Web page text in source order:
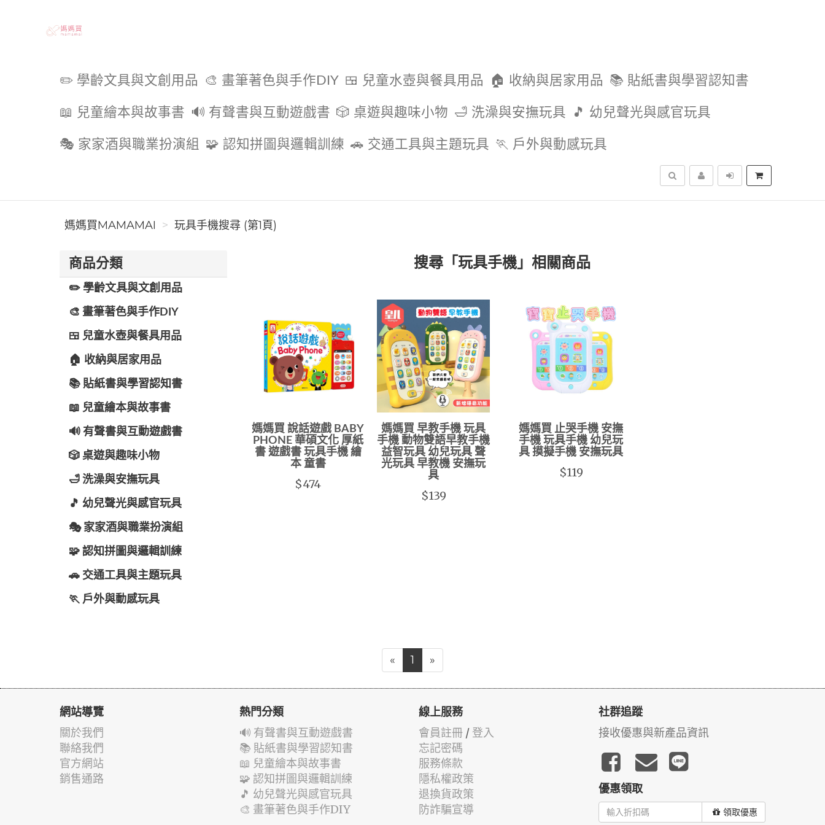
✏️ 學齡文具與文創用品 🎨 畫筆著色與手作DIY 🍱 兒童水壺與餐具用品 🏠 收納與居家用品 📚 貼紙書與學習認知書
📖 兒童繪本與故事書 🔊 有聲書與互動遊戲書 🎲 桌遊與趣味小物 🛁 洗澡與安撫玩具 🎵 幼兒聲光與感官玩具
🎭 家家酒與職業扮演組 🧩 認知拼圖與邏輯訓練 🚗 交通工具與主題玩具 🏃 戶外與動感玩具
搜尋
媽媽買MAMAMAI 玩具手機搜尋 (第1頁)
商品分類
✏️ 學齡文具與文創用品
🎨 畫筆著色與手作DIY
🍱 兒童水壺與餐具用品
🏠 收納與居家用品
📚 貼紙書與學習認知書
📖 兒童繪本與故事書
🔊 有聲書與互動遊戲書
🎲 桌遊與趣味小物
🛁 洗澡與安撫玩具
🎵 幼兒聲光與感官玩具
🎭 家家酒與職業扮演組
🧩 認知拼圖與邏輯訓練
🚗 交通工具與主題玩具
🏃 戶外與動感玩具
搜尋「玩具手機」相關商品
媽媽買 說話遊戲 BABY
PHONE 華碩文化 厚紙
書 遊戲書 玩具手機 繪
本 童書
$474
媽媽買 早教手機 玩具
手機 動物雙語早教手機
益智玩具 幼兒玩具 聲
光玩具 早教機 安撫玩
具
$139
媽媽買 止哭手機 安撫
手機 玩具手機 幼兒玩
具 摸擬手機 安撫玩具
$119
« 1 »
網站導覽
關於我們
聯絡我們
官方網站
銷售通路
熱門分類
🔊 有聲書與互動遊戲書
📚 貼紙書與學習認知書
📖 兒童繪本與故事書
🧩 認知拼圖與邏輯訓練
🎵 幼兒聲光與感官玩具
🎨 畫筆著色與手作DIY
線上服務
會員註冊 / 登入
忘記密碼
服務條款
隱私權政策
退換貨政策
防詐騙宣導
社群追蹤
接收優惠與新產品資訊
優惠領取
領取優惠